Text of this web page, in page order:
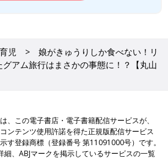
児
娘がきゅうりしか食べない！リ
アム旅行はまさかの事態に！？【丸山
、この電子書店・電子書籍配信サービスが、
ンテンツ使用許諾を得た正規版配信サービス
す登録商標（登録番号 第11091000号）です。
細、ABJマークを掲示しているサービスの一覧